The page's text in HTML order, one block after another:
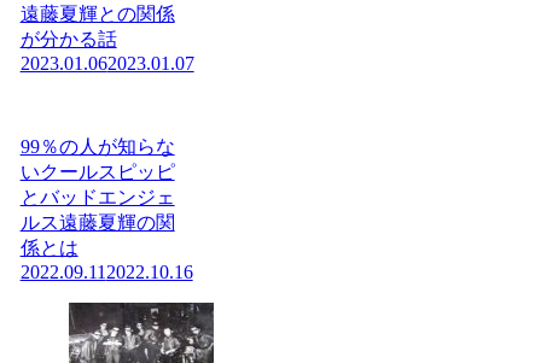
遠藤夏輝との関係
が分かる話
2023.01.062023.01.07
99％の人が知らな
いクールスピッピ
とバッドエンジェ
ルス遠藤夏輝の関
係とは
2022.09.11 2022.10.16